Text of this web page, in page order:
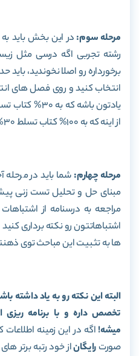
مرحله سوم: در این بخش باید
رشته تجربی اگه درسی مثل
از اینه که به 100% کتاب تسلط 30% داشته باشی!
مرحله چهارم: شما باید در مرحله
مبنای حل و تحلیل تست زنی
مراجعه به درسنامه از
اشتباهاتتون رو نکته برداری
ها به تثبیت این مباحث توی
البته این نکته رو به یاد داشته
تخصص داره و با برنامه ریزی
میشه! اگه در این زمینه
صورت رایگاناز خود رتبه برتر